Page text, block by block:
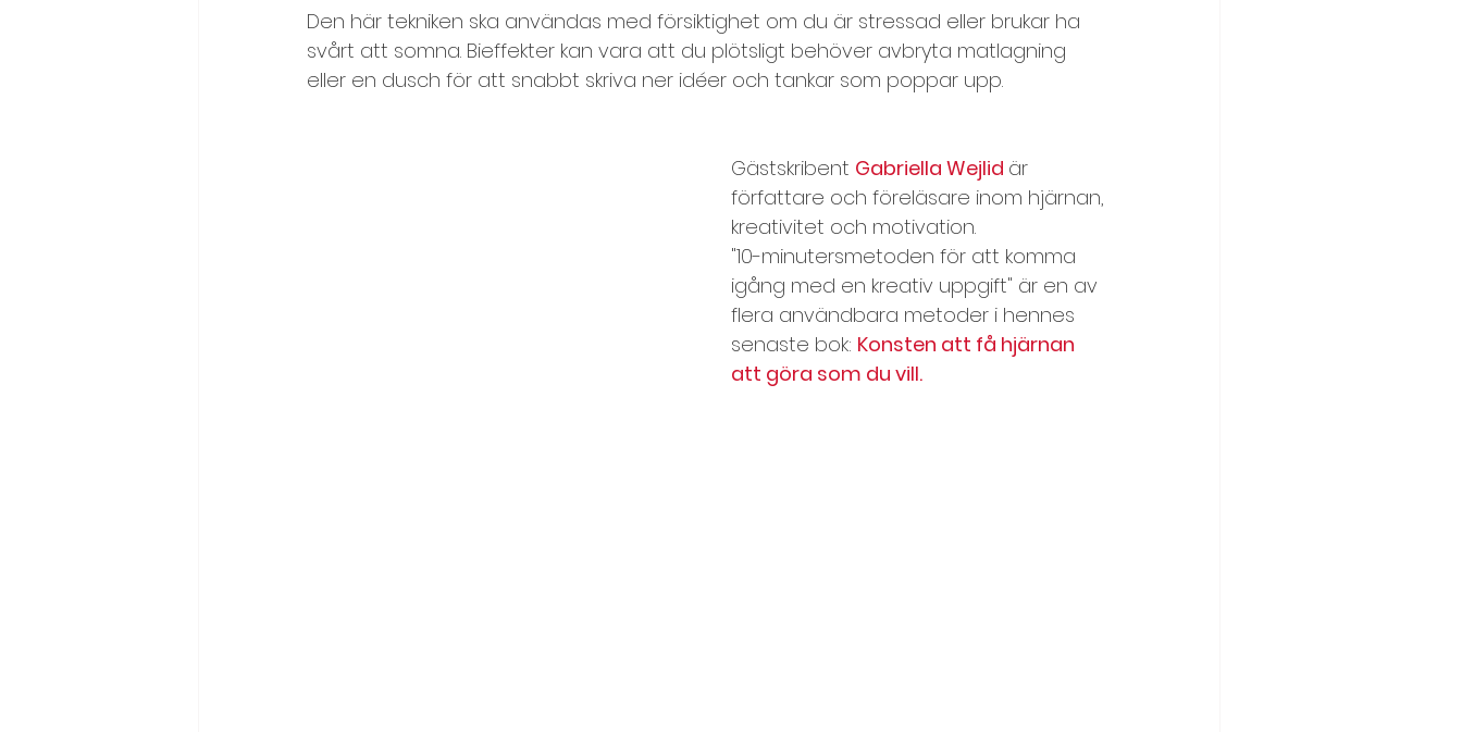
Den här tekniken ska användas med försiktighet om du är stressad eller brukar ha
svårt att somna. Bieffekter kan vara att du plötsligt behöver avbryta matlagning
eller en dusch för att snabbt skriva ner idéer och tankar som poppar upp.
Gästskribent Gabriella Wejlid är
författare och föreläsare inom hjärnan,
kreativitet och motivation.
"10-minutersmetoden för att komma
igång med en kreativ uppgift" är en av
flera användbara metoder i hennes
senaste bok: Konsten att få hjärnan
att göra som du vill.